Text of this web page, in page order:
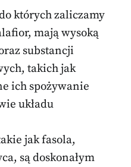
których zaliczamy
mają wysoką
substancji
takich jak
ich spożywanie
układu
jak fasola,
są doskonałym